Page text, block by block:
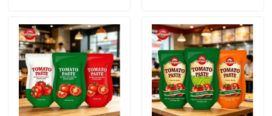
連絡 ください
引金 を 求め て ください
レッド トマト パスト